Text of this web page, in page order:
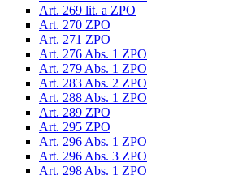
Art. 269 lit. a ZPO
Art. 270 ZPO
Art. 271 ZPO
Art. 276 Abs. 1 ZPO
Art. 279 Abs. 1 ZPO
Art. 283 Abs. 2 ZPO
Art. 288 Abs. 1 ZPO
Art. 289 ZPO
Art. 295 ZPO
Art. 296 Abs. 1 ZPO
Art. 296 Abs. 3 ZPO
Art. 298 Abs. 1 ZPO